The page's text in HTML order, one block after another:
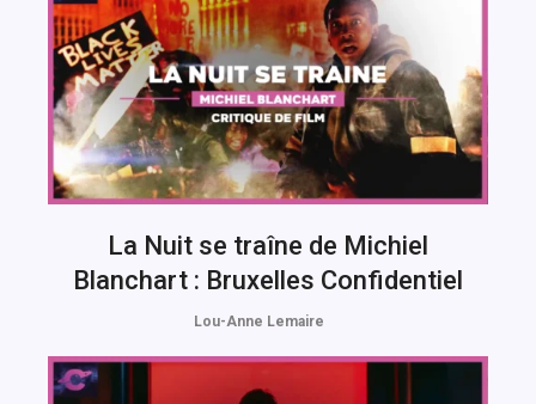
La Nuit se traîne de Michiel
Blanchart : Bruxelles Confidentiel
Lou-Anne Lemaire